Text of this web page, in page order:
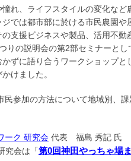
れ、ライフスタイルの変化など
では都市部に於ける市民農園
支援ビジネスや製品、活用不
りの説明会の第2部セミナーと
ずに語り合うワークショップ
けました。
参加の方法について地域別、課
ーク 研究会 代表 福島 秀記
究会は「第0回神田やっちゃ場